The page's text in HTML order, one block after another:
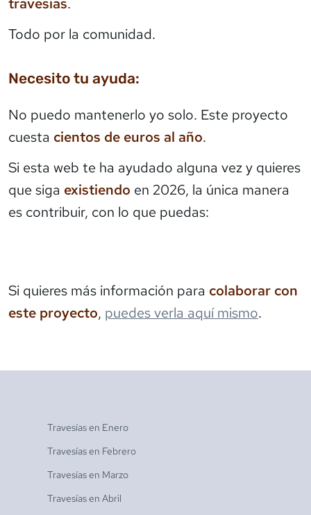
travesías.
Todo por la comunidad.
Necesito tu ayuda:
No puedo mantenerlo yo solo. Este proyecto
cuesta cientos de euros al año.
Si esta web te ha ayudado alguna vez y quieres
que siga existiendo en 2026, la única manera
es contribuir, con lo que puedas:
Si quieres más información para colaborar con
este proyecto, puedes verla aquí mismo.
Travesías en Enero
Travesías en Febrero
Travesías en Marzo
Travesías en Abril